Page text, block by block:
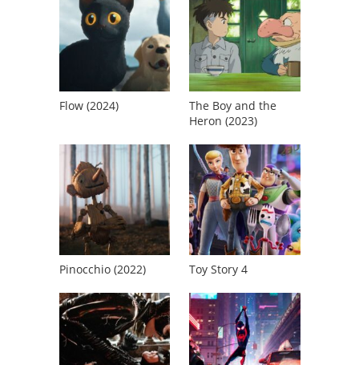
Flow (2024)
The Boy and the
Heron (2023)
Pinocchio (2022) Toy Story 4